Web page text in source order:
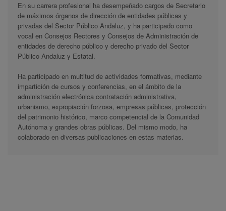
En su carrera profesional ha desempeñado cargos de Secretario
de máximos órganos de dirección de entidades públicas y
privadas del Sector Público Andaluz, y ha participado como
vocal en Consejos Rectores y Consejos de Administración de
entidades de derecho público y derecho privado del Sector
Público Andaluz y Estatal.
Ha participado en multitud de actividades formativas, mediante
impartición de cursos y conferencias, en el ámbito de la
administración electrónica contratación administrativa,
urbanismo, expropiación forzosa, empresas públicas, protección
del patrimonio histórico, marco competencial de la Comunidad
Autónoma y grandes obras públicas. Del mismo modo, ha
colaborado en diversas publicaciones en estas materias.